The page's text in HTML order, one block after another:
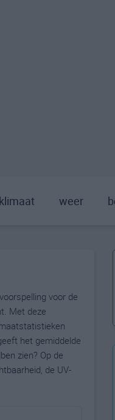
klimaat weer
voor de
Met deze
het gemiddelde
zien? Op de
de UV-